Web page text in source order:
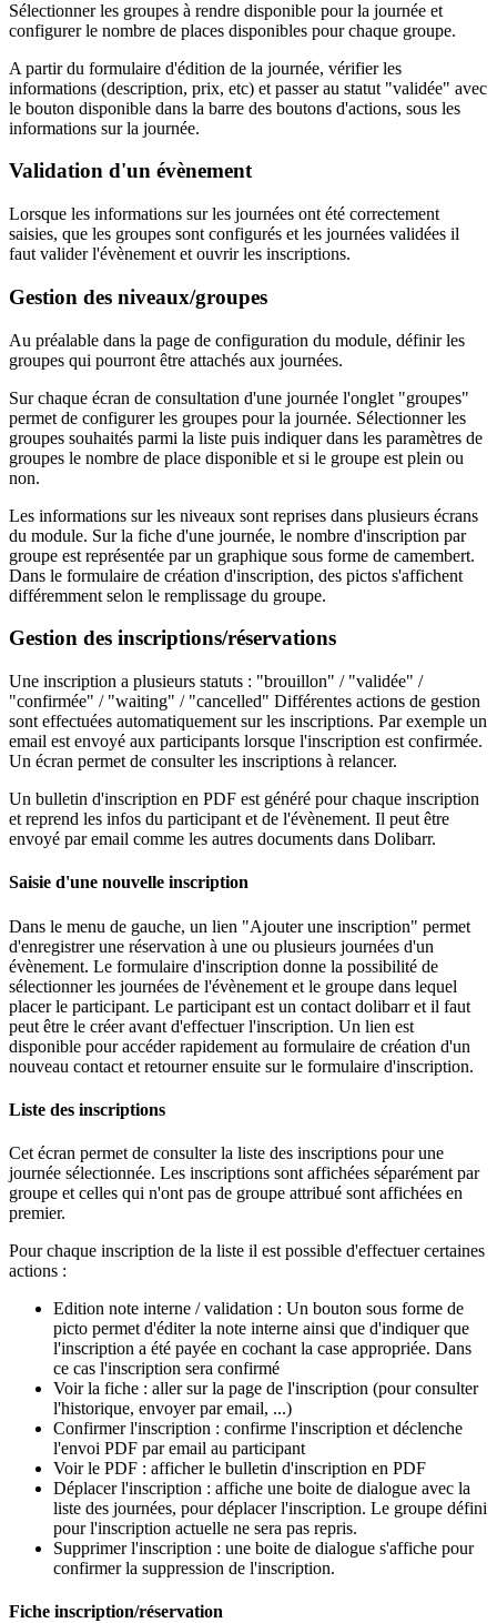
Sélectionner les groupes à rendre disponible pour la journée et
configurer le nombre de places disponibles pour chaque groupe.
A partir du formulaire d'édition de la journée, vérifier les
informations (description, prix, etc) et passer au statut "validée" avec
le bouton disponible dans la barre des boutons d'actions, sous les
informations sur la journée.
Validation d'un évènement
Lorsque les informations sur les journées ont été correctement
saisies, que les groupes sont configurés et les journées validées il
faut valider l'évènement et ouvrir les inscriptions.
Gestion des niveaux/groupes
Au préalable dans la page de configuration du module, définir les
groupes qui pourront être attachés aux journées.
Sur chaque écran de consultation d'une journée l'onglet "groupes"
permet de configurer les groupes pour la journée. Sélectionner les
groupes souhaités parmi la liste puis indiquer dans les paramètres de
groupes le nombre de place disponible et si le groupe est plein ou
non.
Les informations sur les niveaux sont reprises dans plusieurs écrans
du module. Sur la fiche d'une journée, le nombre d'inscription par
groupe est représentée par un graphique sous forme de camembert.
Dans le formulaire de création d'inscription, des pictos s'affichent
différemment selon le remplissage du groupe.
Gestion des inscriptions/réservations
Une inscription a plusieurs statuts : "brouillon" / "validée" /
"confirmée" / "waiting" / "cancelled" Différentes actions de gestion
sont effectuées automatiquement sur les inscriptions. Par exemple un
email est envoyé aux participants lorsque l'inscription est confirmée.
Un écran permet de consulter les inscriptions à relancer.
Un bulletin d'inscription en PDF est généré pour chaque inscription
et reprend les infos du participant et de l'évènement. Il peut être
envoyé par email comme les autres documents dans Dolibarr.
Saisie d'une nouvelle inscription
Dans le menu de gauche, un lien "Ajouter une inscription" permet
d'enregistrer une réservation à une ou plusieurs journées d'un
évènement. Le formulaire d'inscription donne la possibilité de
sélectionner les journées de l'évènement et le groupe dans lequel
placer le participant. Le participant est un contact dolibarr et il faut
peut être le créer avant d'effectuer l'inscription. Un lien est
disponible pour accéder rapidement au formulaire de création d'un
nouveau contact et retourner ensuite sur le formulaire d'inscription.
Liste des inscriptions
Cet écran permet de consulter la liste des inscriptions pour une
journée sélectionnée. Les inscriptions sont affichées séparément par
groupe et celles qui n'ont pas de groupe attribué sont affichées en
premier.
Pour chaque inscription de la liste il est possible d'effectuer certaines
actions :
Edition note interne / validation : Un bouton sous forme de
picto permet d'éditer la note interne ainsi que d'indiquer que
l'inscription a été payée en cochant la case appropriée. Dans
ce cas l'inscription sera confirmé
Voir la fiche : aller sur la page de l'inscription (pour consulter
l'historique, envoyer par email, ...)
Confirmer l'inscription : confirme l'inscription et déclenche
l'envoi PDF par email au participant
Voir le PDF : afficher le bulletin d'inscription en PDF
Déplacer l'inscription : affiche une boite de dialogue avec la
liste des journées, pour déplacer l'inscription. Le groupe défini
pour l'inscription actuelle ne sera pas repris.
Supprimer l'inscription : une boite de dialogue s'affiche pour
confirmer la suppression de l'inscription.
Fiche inscription/réservation